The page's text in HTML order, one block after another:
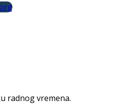
radnog vremena.